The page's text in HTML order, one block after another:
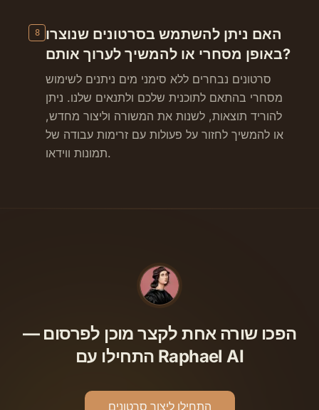
8
האם ניתן להשתמש בסרטונים שנוצרו
באופן מסחרי או להמשיך לערוך אותם?
סרטונים נבחרים ללא סימני מים ניתנים לשימוש
מסחרי בהתאם לתוכנית שלכם ולתנאים שלנו. ניתן
להוריד תוצאות, לשנות את המשורה וליצור מחדש,
או להמשיך לחזור על פעולות עם זרימות עבודה של
תמונות ווידאו.
הפכו שורה אחת לקצר מוכן לפרסום —
התחילו עם Raphael AI
התחילו ליצור סרטונים